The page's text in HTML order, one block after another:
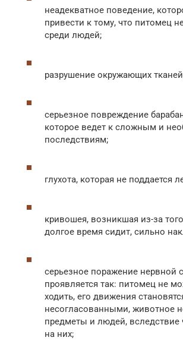
неадекватное поведение,
привести к тому, что питомец
среди людей;
разрушение окружающих
серьезное повреждение
которое ведет к сложным и
последствиям;
глухота, которая не поддается
кривошея, возникшая из-за
долгое время сидит, сильно
серьезное поражение нервной
проявляется так: питомец не
ходить, его движения
несогласованными, животное
предметы и людей, вследствие
на них;